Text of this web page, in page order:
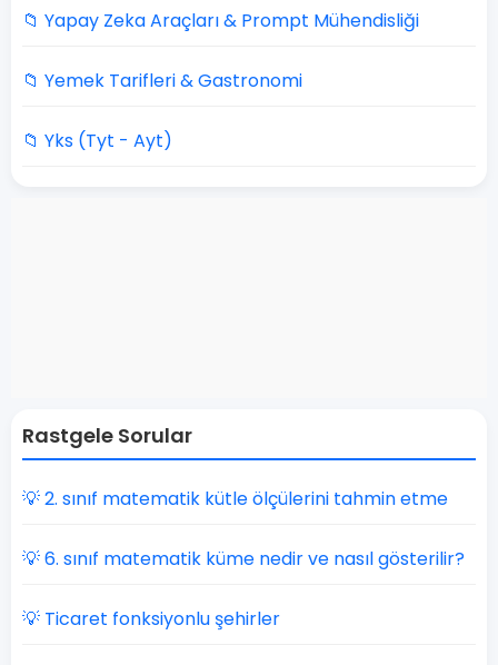
📁 Yapay Zeka Araçları & Prompt Mühendisliği
📁 Yemek Tarifleri & Gastronomi
📁 Yks (Tyt - Ayt)
Rastgele Sorular
💡 2. sınıf matematik kütle ölçülerini tahmin etme
💡 6. sınıf matematik küme nedir ve nasıl gösterilir?
💡 Ticaret fonksiyonlu şehirler